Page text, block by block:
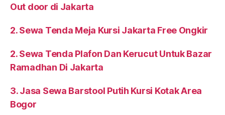
Out door di Jakarta
2. Sewa Tenda Meja Kursi Jakarta Free Ongkir
2. Sewa Tenda Plafon Dan Kerucut Untuk Bazar
Ramadhan Di Jakarta
3. Jasa Sewa Barstool Putih Kursi Kotak Area
Bogor